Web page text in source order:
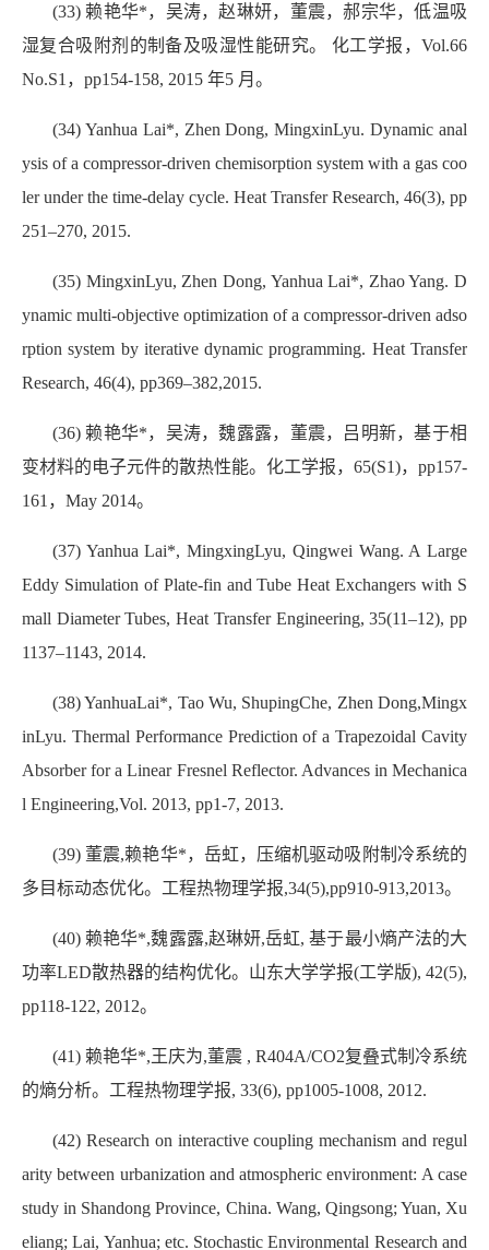
(33) 赖艳华*，吴涛，赵琳妍，董震，郝宗华，低温吸
湿复合吸附剂的制备及吸湿性能研究。 化工学报，Vol.66
No.S1，pp154-158, 2015 年5 月。
(34) Yanhua Lai*, Zhen Dong, MingxinLyu. Dynamic anal
ysis of a compressor-driven chemisorption system with a gas coo
ler under the time-delay cycle. Heat Transfer Research, 46(3), pp
251–270, 2015.
(35) MingxinLyu, Zhen Dong, Yanhua Lai*, Zhao Yang. D
ynamic multi-objective optimization of a compressor-driven adso
rption system by iterative dynamic programming. Heat Transfer
Research, 46(4), pp369–382,2015.
(36) 赖艳华*，吴涛，魏露露，董震，吕明新，基于相
变材料的电子元件的散热性能。化工学报，65(S1)，pp157-
161，May 2014。
(37) Yanhua Lai*, MingxingLyu, Qingwei Wang. A Large
Eddy Simulation of Plate-fin and Tube Heat Exchangers with S
mall Diameter Tubes, Heat Transfer Engineering, 35(11–12), pp
1137–1143, 2014.
(38) YanhuaLai*, Tao Wu, ShupingChe, Zhen Dong,Mingx
inLyu. Thermal Performance Prediction of a Trapezoidal Cavity
Absorber for a Linear Fresnel Reflector. Advances in Mechanica
l Engineering,Vol. 2013, pp1-7, 2013.
(39) 董震,赖艳华*，岳虹，压缩机驱动吸附制冷系统的
多目标动态优化。工程热物理学报,34(5),pp910-913,2013。
(40) 赖艳华*,魏露露,赵琳妍,岳虹, 基于最小熵产法的大
功率LED散热器的结构优化。山东大学学报(工学版), 42(5),
pp118-122, 2012。
(41) 赖艳华*,王庆为,董震 , R404A/CO2复叠式制冷系统
的熵分析。工程热物理学报, 33(6), pp1005-1008, 2012.
(42) Research on interactive coupling mechanism and regul
arity between urbanization and atmospheric environment: A case
study in Shandong Province, China. Wang, Qingsong; Yuan, Xu
eliang; Lai, Yanhua; etc. Stochastic Environmental Research and